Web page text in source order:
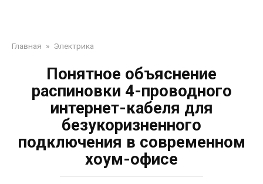
Главная » Электрика
Понятное объяснение
распиновки 4-проводного
интернет-кабеля для
безукоризненного
подключения в современном
хоум-офисе